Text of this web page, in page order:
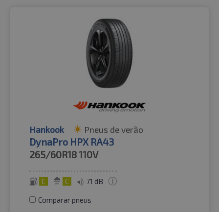
Hankook Pneus de verão
DynaPro HPX RA43
265/60R18110V
C C 71 dB
Comparar pneus